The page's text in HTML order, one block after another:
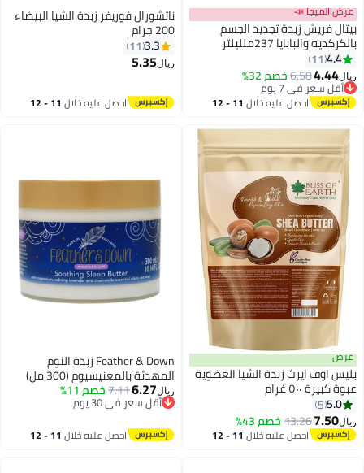
عرض الميجا 📣
بيتال فريش زبدة تجديد الجسم
بالكركديه والبابايا 237ملليلتر
4.4
11
ريال4.44
6.58خصم 32%
أقل سعر في 7 يوم
أقل سعر في 7 يوماحصل عليه خلال 11 - 12
ناتشورال فوريفر زبدة الشيا البيضاء
200 جرام
3.3
11
ريال5.35
احصل عليه خلال 11 - 12
عرض
بليس اوف ايرث زبدة الشيا العضوية
عبوة كبيرة ٥٠٠ غرام
5.0
5
ريال7.50
13.26خصم 43%
احصل عليه خلال 11 - 12
اغسطس
Feather & Down زبدة النوم
المهدئة بالمغنيسيوم (300 مل)
ريال6.27
7.11خصم 11%
أقل سعر في 30 يوم
أقل سعر في 30 يوم
احصل عليه خلال 11 - 12
اغسطس